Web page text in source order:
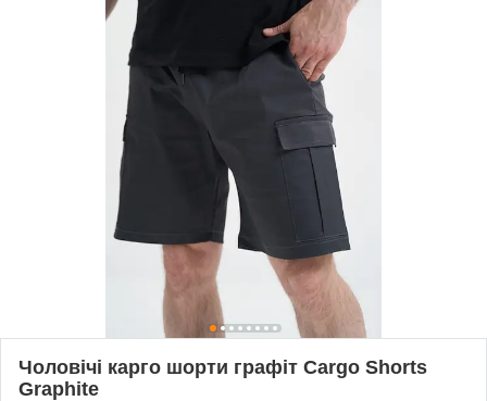
Чоловічі карго шорти графіт Cargo Shorts
Graphite